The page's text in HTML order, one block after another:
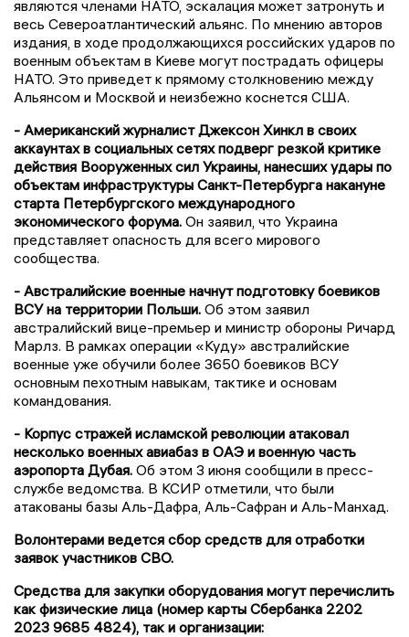
являются членами НАТО, эскалация может затронуть и
весь Североатлантический альянс. По мнению авторов
издания, в ходе продолжающихся российских ударов по
военным объектам в Киеве могут пострадать офицеры
НАТО. Это приведет к прямому столкновению между
Альянсом и Москвой и неизбежно коснется США.
- Американский журналист Джексон Хинкл в своих
аккаунтах в социальных сетях подверг резкой критике
действия Вооруженных сил Украины, нанесших удары по
объектам инфраструктуры Санкт-Петербурга накануне
старта Петербургского международного
экономического форума. Он заявил, что Украина
представляет опасность для всего мирового
сообщества.
- Австралийские военные начнут подготовку боевиков
ВСУ на территории Польши. Об этом заявил
австралийский вице-премьер и министр обороны Ричард
Марлз. В рамках операции «Куду» австралийские
военные уже обучили более 3650 боевиков ВСУ
основным пехотным навыкам, тактике и основам
командования.
- Корпус стражей исламской революции атаковал
несколько военных авиабаз в ОАЭ и военную часть
аэропорта Дубая. Об этом 3 июня сообщили в пресс-
службе ведомства. В КСИР отметили, что были
атакованы базы Аль-Дафра, Аль-Сафран и Аль-Манхад.
Волонтерами ведется сбор средств для отработки
заявок участников СВО.
Средства для закупки оборудования могут перечислить
как физические лица (номер карты Сбербанка 2202
2023 9685 4824), так и организации: